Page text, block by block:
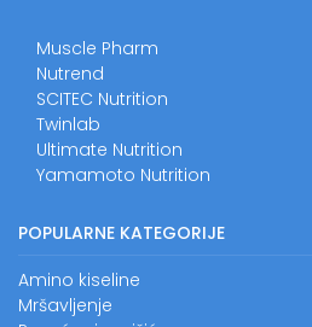
Muscle Pharm
Nutrend
SCITEC Nutrition
Twinlab
Ultimate Nutrition
Yamamoto Nutrition
POPULARNE KATEGORIJE
Amino kiseline
Mršavljenje